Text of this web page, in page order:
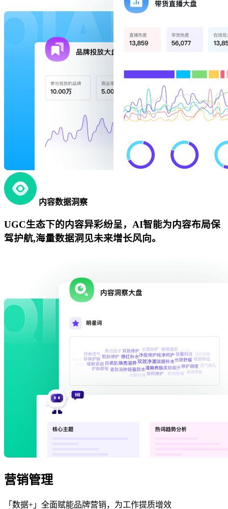
内容数据洞察
UGC生态下的内容异彩纷呈，AI智能为内容布局保
驾护航,海量数据洞见未来增长风向。
营销管理
「数据+」全面赋能品牌营销，为工作提质增效